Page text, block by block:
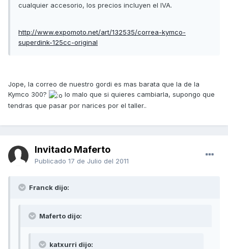
cualquier accesorio, los precios incluyen el IVA.
http://www.expomoto.net/art/132535/correa-kymco-
superdink-125cc-original
Jope, la correo de nuestro gordi es mas barata que la de la
Kymco 300?
lo malo que si quieres cambiarla, supongo que
tendras que pasar por narices por el taller..
Invitado Maferto
Publicado 17 de Julio del 2011
Franck dijo:
Maferto dijo:
katxurri dijo: